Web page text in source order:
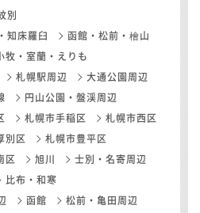
別
知床羅臼 函館・松前・檜山
牧・室蘭・えりも
札幌駅周辺 大通公園周辺
円山公園・盤渓周辺
札幌市手稲区 札幌市西区
別区 札幌市豊平区
区 旭川 士別・名寄周辺
比布・和寒
函館 松前・亀田周辺